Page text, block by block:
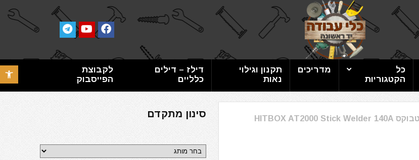
פתח
כל
הקטגוריות
מדריכים
תקנון וגילוי
נאות
דילז – דילים
כלליים
לקבוצת
הפייסבוק
רתכת אלקטרונית היטבוקס HITBOX AT2000 Stick Welder 140A סינון מתקדם